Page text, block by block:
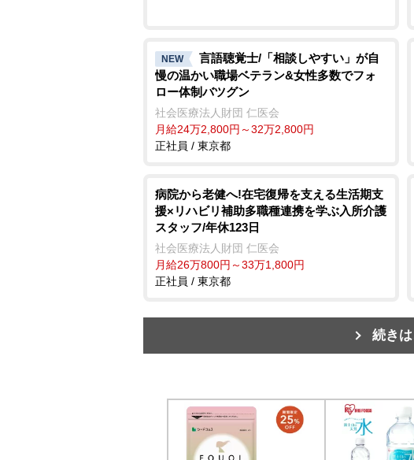
NEW
言語聴覚士/「相談しやすい」が自
慢の温かい職場ベテラン&女性多数でフォ
ロー体制バツグン
社会医療法人財団 仁医会
月給24万2,800円～32万2,800円
正社員 / 東京都
病院から老健へ!在宅復帰を支える生活期支
援×リハビリ補助多職種連携を学ぶ入所介護
スタッフ/年休123日
社会医療法人財団 仁医会
月給26万800円～33万1,800円
正社員 / 東京都
続き